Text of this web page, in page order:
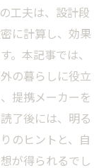
工夫は、設計段
に計算し、効果
。本記事では、
の暮らしに役立
提携メーカーを
了後には、明る
のヒントと、自
が得られるでし